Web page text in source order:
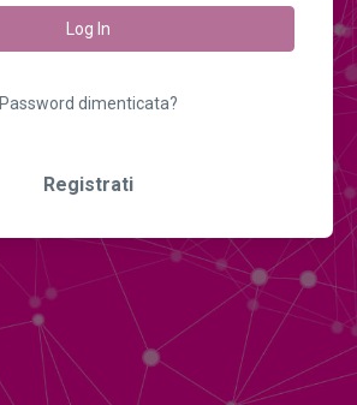
Log In
Password dimenticata?
Registrati